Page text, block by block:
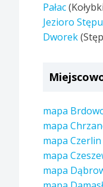
Pałac
Jezioro
Dworek
mapa
mapa
mapa Czerlin
mapa
mapa